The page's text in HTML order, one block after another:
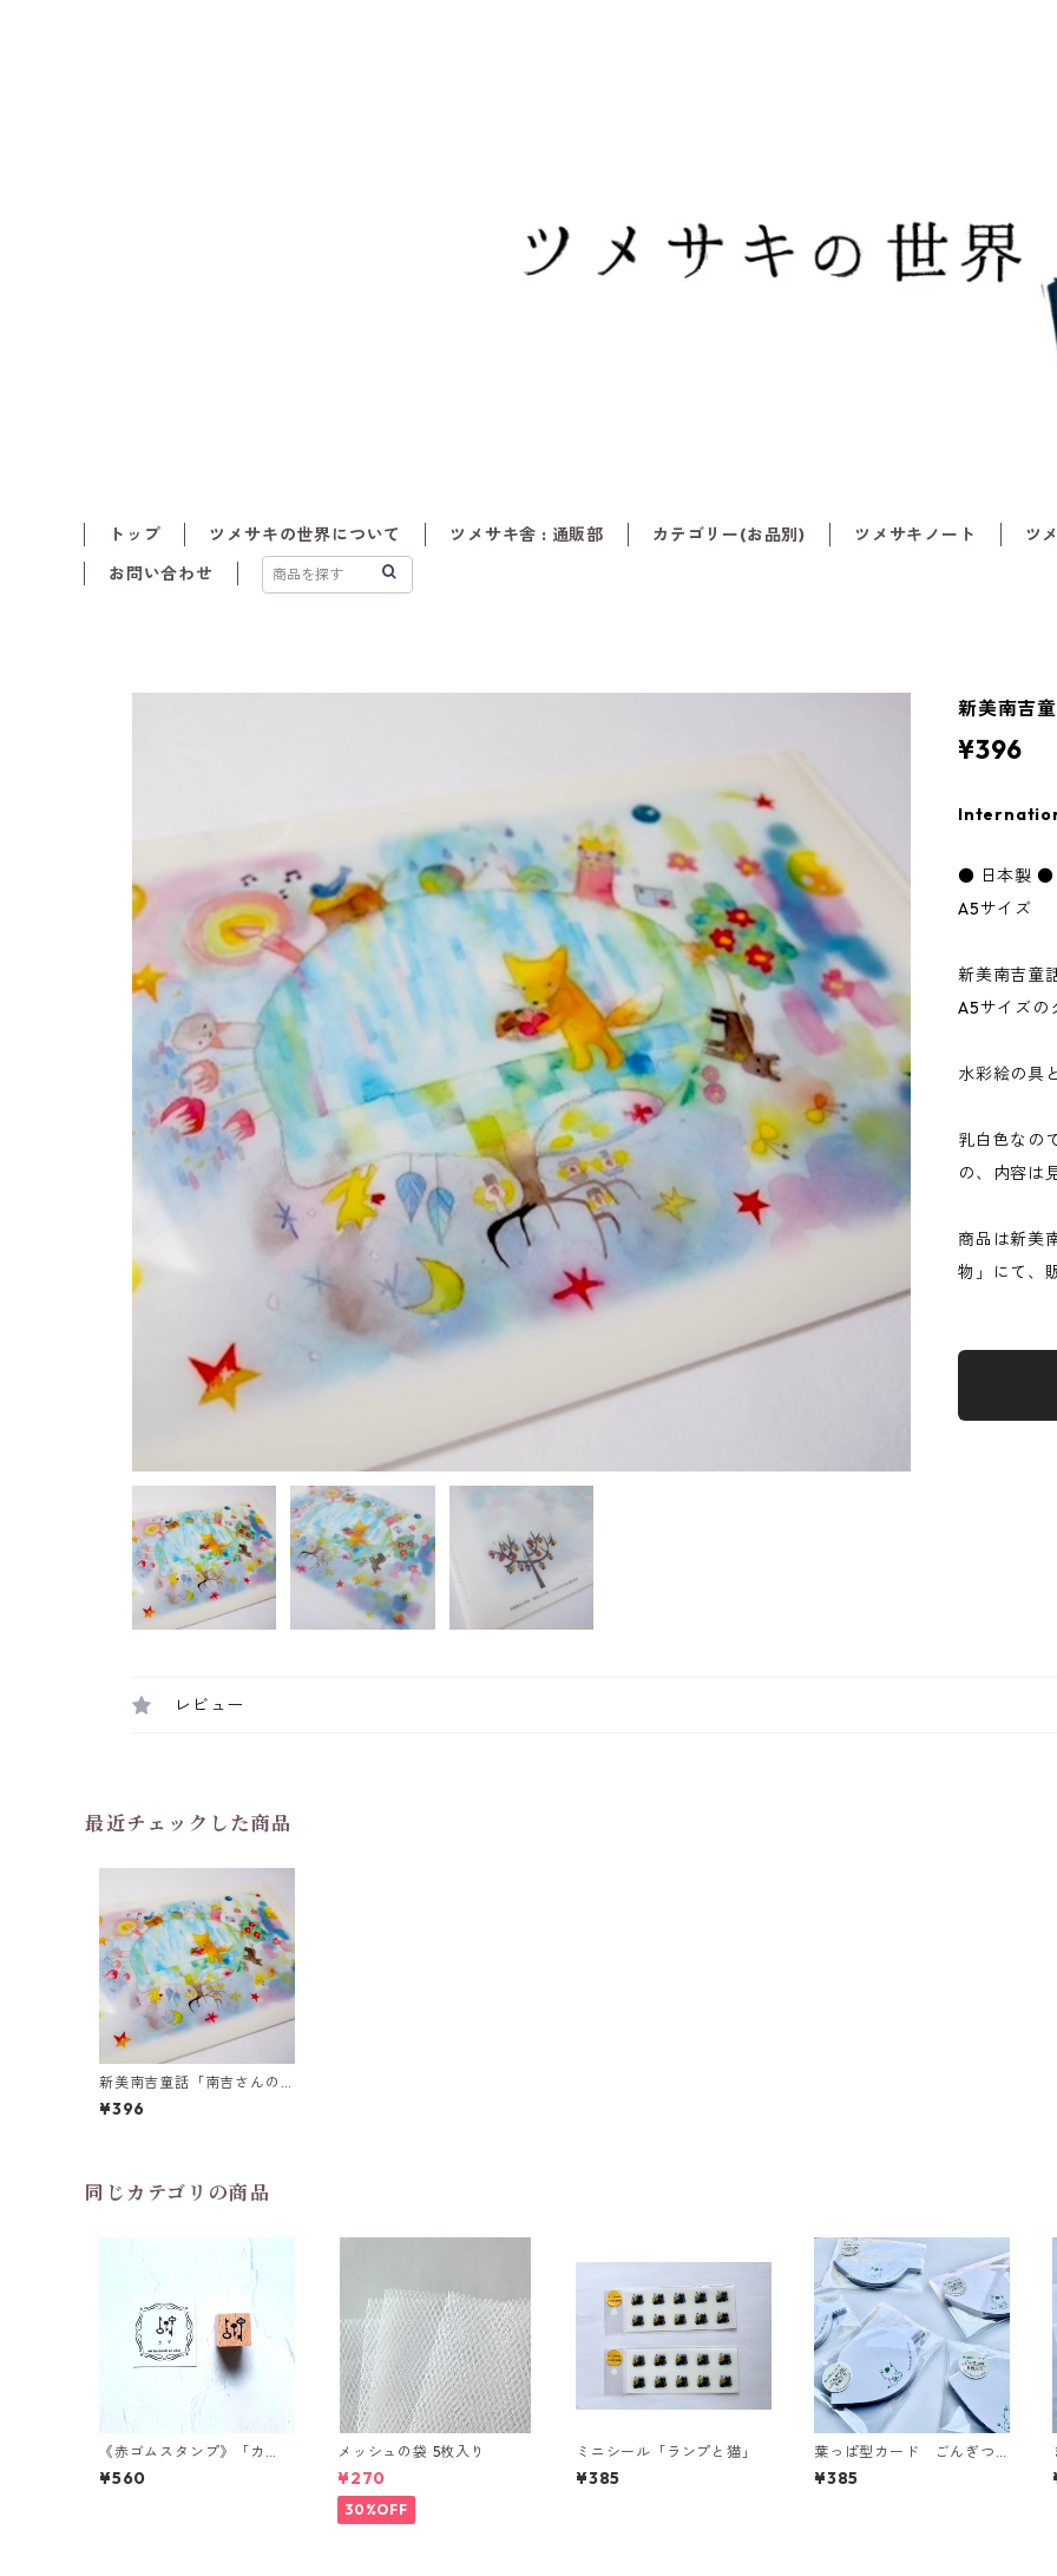
トップ ツメサキの世界について ツメサキ舎 : 通販部 カテゴリー(お品別) ツメサキノート
ツ
お問い合わせ
新美南吉
¥396
● 日本製 ●
A5サイズ
新美南吉童
A5サイズの
水彩絵の具
乳白色なの
の、内容は
商品は新美
物」にて、
レビュー
最近チェックした商品
新美南吉童話「南吉さんの
星」クリアファイル
¥396
同じカテゴリの商品
《赤ゴムスタンプ》「カ
ギ」
¥560
メッシュの袋 5枚入り
¥270
30%OFF
ミニシール「ランプと猫」
¥385
葉っぱ型カード ごんぎつ
ね
¥385